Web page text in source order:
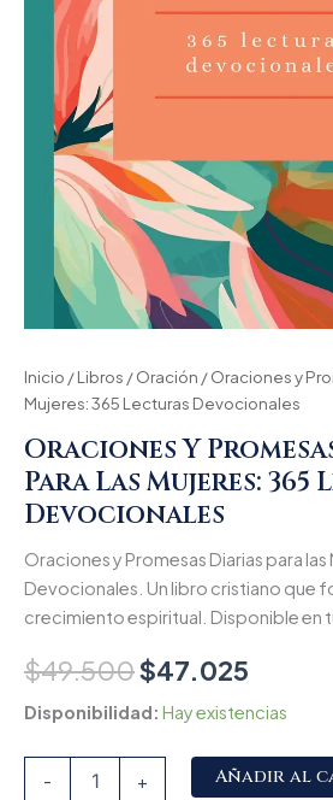
Inicio /Libros /Oración / Oraciones y
Mujeres: 365 Lecturas Devocionales
Oraciones Y
Para Las Mujeres: 365
Devocionales
Oraciones y Promesas Diarias para
Devocionales. Un libro cristiano que
crecimiento espiritual. Disponible en
$49.500$47.025
Disponibilidad: Hay existencias
- + Añadir al